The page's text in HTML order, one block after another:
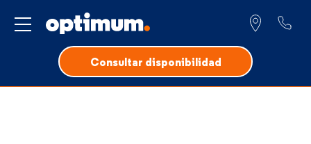
Servicio para
Consultar disponibilidad